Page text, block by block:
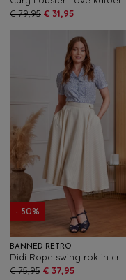
€ 79,95 € 31,95
- 50%
BANNED RETRO
€ 75,95 € 37,95